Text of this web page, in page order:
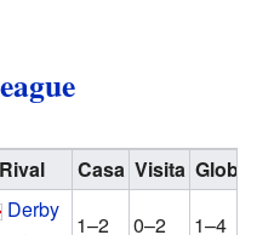
Rival Casa Visita Global
Derby
1–2 0–2 1–4